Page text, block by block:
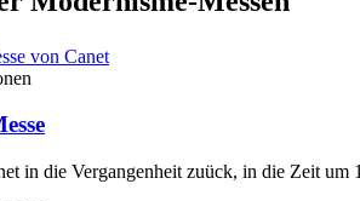
in die Vergangenheit zuück, in die Zeit